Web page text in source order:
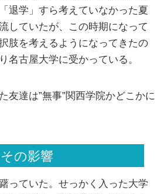
退学」すら考えていなかった夏
していたが、この時期になって
肢を考えるようになってきたの
名古屋大学に受かっている。
友達は”無事”関西学院かどこかに
の影響
っていた。せっかく入った大学